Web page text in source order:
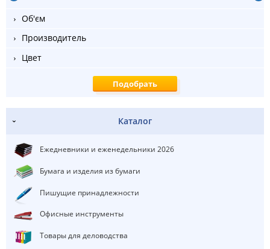
Об'єм
Производитель
Цвет
Каталог
Ежедневники и еженедельники 2026
Бумага и изделия из бумаги
Пишущие принадлежности
Офисные инструменты
Товары для деловодства